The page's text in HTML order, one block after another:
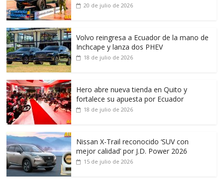
20 de julio de 2026
Volvo reingresa a Ecuador de la mano de
Inchcape y lanza dos PHEV
18 de julio de 2026
Hero abre nueva tienda en Quito y
fortalece su apuesta por Ecuador
18 de julio de 2026
Nissan X-Trail reconocido ‘SUV con
mejor calidad’ por J.D. Power 2026
15 de julio de 2026